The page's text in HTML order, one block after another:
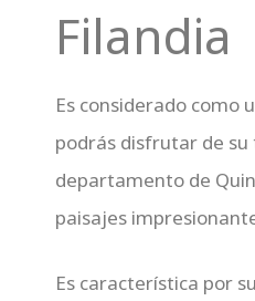
Filandia
Es considerado como
podrás disfrutar de
departamento de
paisajes
Es característica por